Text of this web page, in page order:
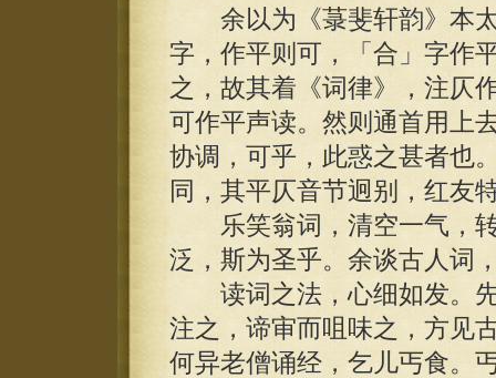
余以为《菉斐轩韵》本太
字，作平则可，「合」字作
之，故其着《词律》，注仄
可作平声读。然则通首用上
协调，可乎，此惑之甚者也
同，其平仄音节迥别，红友
乐笑翁词，清空一气，转
泛，斯为圣乎。余谈古人词
读词之法，心细如发。先
注之，谛审而咀味之，方见
何异老僧诵经，乞儿丐食。